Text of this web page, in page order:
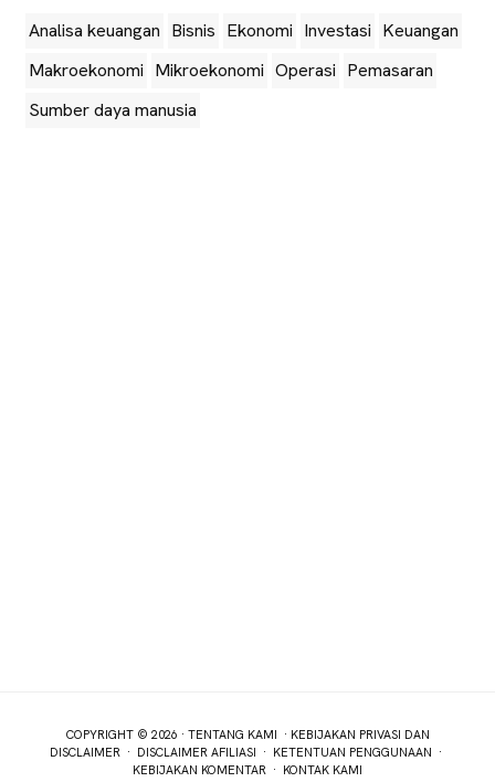
Analisa keuangan Bisnis Ekonomi Investasi Keuangan
Makroekonomi Mikroekonomi Operasi Pemasaran
Sumber daya manusia
COPYRIGHT © 2026 · TENTANG KAMI · KEBIJAKAN PRIVASI DAN
DISCLAIMER · DISCLAIMER AFILIASI · KETENTUAN PENGGUNAAN ·
KEBIJAKAN KOMENTAR · KONTAK KAMI